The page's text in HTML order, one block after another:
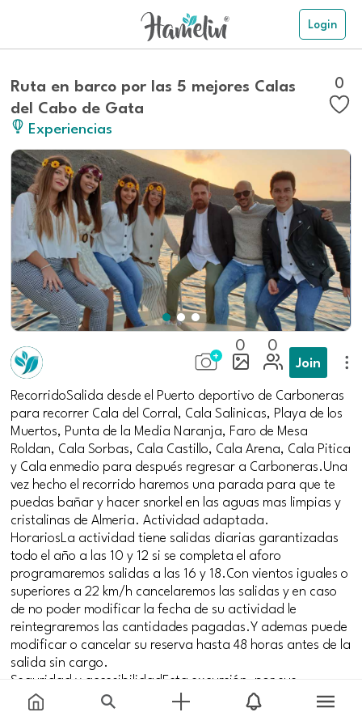
Login
Ruta en barco por las 5 mejores Calas
del Cabo de Gata
Experiencias
0
0 0
Join
RecorridoSalida desde el Puerto deportivo de Carboneras
para recorrer Cala del Corral, Cala Salinicas, Playa de los
Muertos, Punta de la Media Naranja, Faro de Mesa
Roldan, Cala Sorbas, Cala Castillo, Cala Arena, Cala Pitica
y Cala enmedio para después regresar a Carboneras.Una
vez hecho el recorrido haremos una parada para que te
puedas bañar y hacer snorkel en las aguas mas limpias y
cristalinas de Almeria. Actividad adaptada.
HorariosLa actividad tiene salidas diarias garantizadas
todo el año a las 10 y 12 si se completa el aforo
programaremos salidas a las 16 y 18.Con vientos iguales o
superiores a 22 km/h cancelaremos las salidas y en caso
de no poder modificar la fecha de su actividad le
reintegraremos las cantidades pagadas.Y ademas puede
modificar o cancelar su reserva hasta 48 horas antes de la
salida sin cargo.
Seguridad y accesibilidadEsta excursión, por sus
características, es muy recomendada para realizar con
niños sin importar la edad, por que la embarcacion